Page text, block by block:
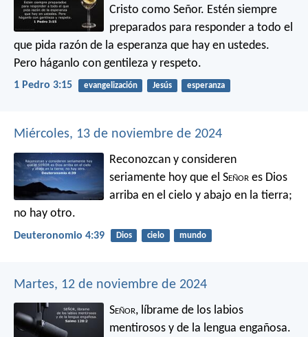
Cristo como Señor. Estén siempre
preparados para responder a todo el
que pida razón de la esperanza que hay en ustedes.
Pero háganlo con gentileza y respeto.
1 Pedro 3:15 evangelización Jesús esperanza
Miércoles, 13 de noviembre de 2024
Reconozcan y consideren
seriamente hoy que el Señor es Dios
arriba en el cielo y abajo en la tierra;
no hay otro.
Deuteronomio 4:39 Dios cielo mundo
Martes, 12 de noviembre de 2024
Señor, líbrame de los labios
mentirosos y de la lengua engañosa.